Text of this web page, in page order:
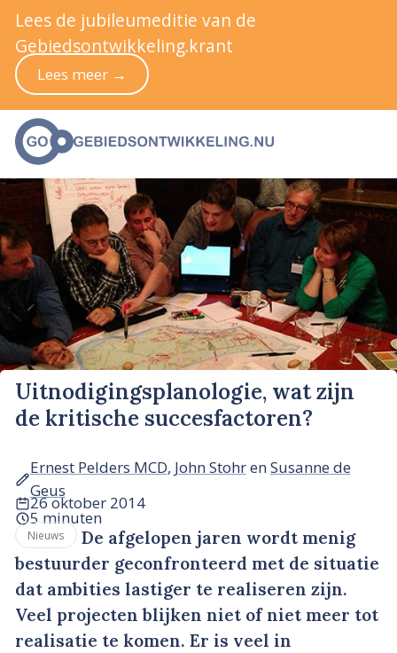
Uitnodigingsplanologie, wat zijn
de kritische succesfactoren?
Ernest Pelders MCD, John StohrenSusanne de
Geus
26 oktober 2014
5 minuten
Nieuws
De afgelopen jaren wordt menig
bestuurder geconfronteerd met de situatie
dat ambities lastiger te realiseren zijn.
Veel projecten blijken niet of niet meer tot
realisatie te komen. Er is veel in
Lees de jubileumeditie van de
Gebiedsontwikkeling.krant
Lees meer →